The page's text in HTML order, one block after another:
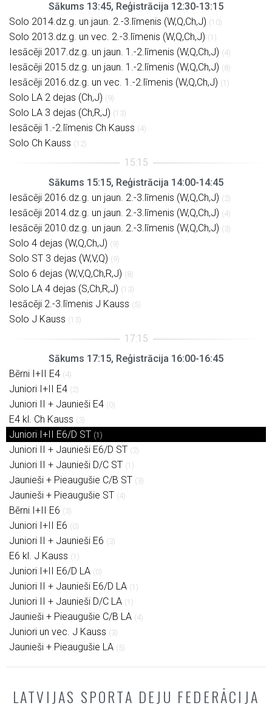
Sākums 13:45, Reģistrācija 12:30-13:15
Solo 2014.dz.g. un jaun. 2.-3.līmenis (W,Q,Ch,J) (10)
Solo 2013.dz.g. un vec. 2.-3.līmenis (W,Q,Ch,J) (1)
Iesācēji 2017.dz.g. un jaun. 1.-2.līmenis (W,Q,Ch,J) (4)
Iesācēji 2015.dz.g. un jaun. 1.-2.līmenis (W,Q,Ch,J) (8)
Iesācēji 2016.dz.g. un vec. 1.-2.līmenis (W,Q,Ch,J) (1)
Solo LA 2 dejas (Ch,J) (9)
Solo LA 3 dejas (Ch,R,J) (13)
Iesācēji 1.-2.līmenis Ch Kauss (4)
Solo Ch Kauss (12)
Sākums 15:15, Reģistrācija 14:00-14:45
Iesācēji 2016.dz.g. un jaun. 2.-3.līmenis (W,Q,Ch,J) (2)
Iesācēji 2014.dz.g. un jaun. 2.-3.līmenis (W,Q,Ch,J) (4)
Iesācēji 2010.dz.g. un jaun. 2.-3.līmenis (W,Q,Ch,J) (3)
Solo 4 dejas (W,Q,Ch,J) (9)
Solo ST 3 dejas (W,V,Q) (9)
Solo 6 dejas (W,V,Q,Ch,R,J) (8)
Solo LA 4 dejas (S,Ch,R,J) (13)
Iesācēji 2.-3.līmenis J Kauss (5)
Solo J Kauss (13)
Sākums 17:15, Reģistrācija 16:00-16:45
Bērni I+II E4 (4)
Juniori I+II E4 (2)
Juniori II + Jaunieši E4 (0)
E4 kl. Ch Kauss (3)
Juniori I+II E6/D ST (1)
Juniori II + Jaunieši E6/D ST (2)
Juniori II + Jaunieši D/C ST (1)
Jaunieši + Pieaugušie C/B ST (3)
Jaunieši + Pieaugušie ST (4)
Bērni I+II E6 (3)
Juniori I+II E6 (0)
Juniori II + Jaunieši E6 (3)
E6 kl. J Kauss (1)
Juniori I+II E6/D LA (0)
Juniori II + Jaunieši E6/D LA (1)
Juniori II + Jaunieši D/C LA (1)
Jaunieši + Pieaugušie C/B LA (4)
Juniori un vec. J Kauss (3)
Jaunieši + Pieaugušie LA (5)
LATVIJAS SPORTA DEJU FEDERĀCIJA